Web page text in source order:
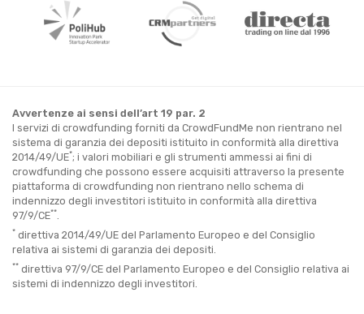
Avvertenze ai sensi dell’art 19 par. 2
I servizi di crowdfunding forniti da CrowdFundMe non rientrano nel
sistema di garanzia dei depositi istituito in conformità alla direttiva
2014/49/UE*; i valori mobiliari e gli strumenti ammessi ai fini di
crowdfunding che possono essere acquisiti attraverso la presente
piattaforma di crowdfunding non rientrano nello schema di
indennizzo degli investitori istituito in conformità alla direttiva
97/9/CE**
* direttiva 2014/49/UE del Parlamento Europeo e del Consiglio
relativa ai sistemi di garanzia dei depositi.
** direttiva 97/9/CE del Parlamento Europeo e del Consiglio relativa ai
sistemi di indennizzo degli investitori.